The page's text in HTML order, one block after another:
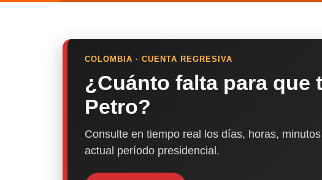
COLOMBIA · CUENTA REGRESIVA
¿Cuánto falta para que
Petro?
Consulte en tiempo real los días, horas,
actual período presidencial.